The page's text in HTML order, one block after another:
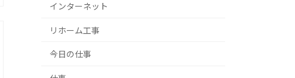
インターネット
リホーム工事
今日の仕事